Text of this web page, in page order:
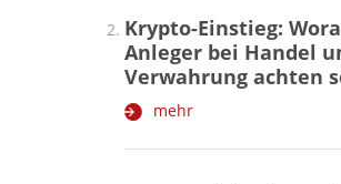
Krypto-Einstieg:
Anleger bei Handel
Verwahrung achten
mehr